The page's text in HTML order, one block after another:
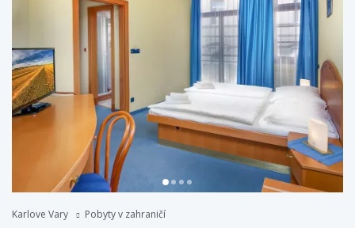
Karlove Vary Pobyty v zahraničí